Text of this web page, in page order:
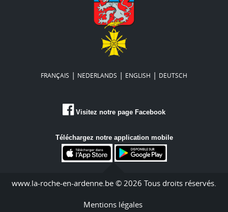
FRANÇAIS | NEDERLANDS | ENGLISH | DEUTSCH
Visitez notre page Facebook
Téléchargez notre application mobile
www.la-roche-en-ardenne.be © 2026 Tous droits réservés.
Mentions légales